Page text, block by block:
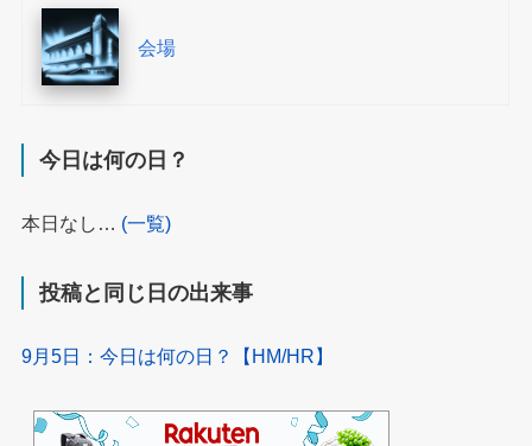
会場
今日は何の日？
本日なし… (一覧)
投稿と同じ日の出来事
9月5日：今日は何の日？【HM/HR】